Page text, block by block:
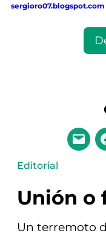
sergioro07.blogspot.com
Editorial
Unión o
Un terremoto